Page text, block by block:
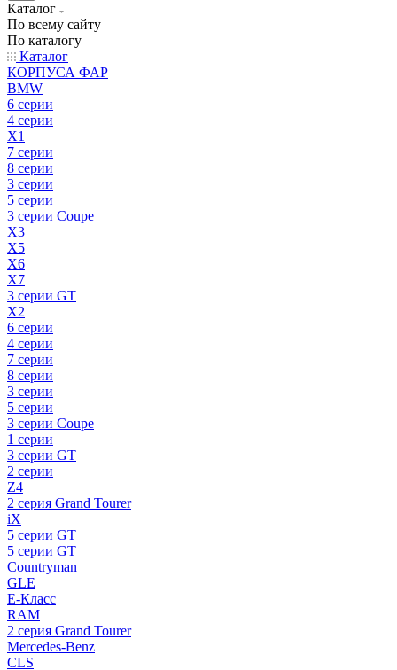
Каталог
По всему сайту
По каталогу
Каталог
КОРПУСА ФАР
BMW
6 серии
4 серии
X1
7 серии
8 серии
3 серии
5 серии
3 серии Coupe
X3
X5
X6
X7
3 серии GT
X2
6 серии
4 серии
7 серии
8 серии
3 серии
5 серии
3 серии Coupe
1 серии
3 серии GT
2 серии
Z4
2 серия Grand Tourer
iX
5 серии GT
5 серии GT
Countryman
GLE
E-Класс
RAM
2 серия Grand Tourer
Mercedes-Benz
CLS